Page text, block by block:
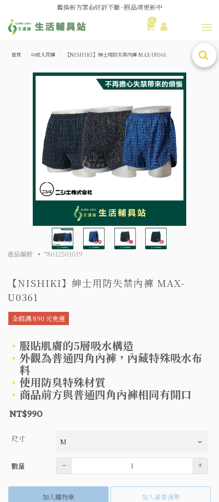
舊換新方案👍好評不斷~🆕品項更新中
😆備餐原來可以這麼輕鬆🎌KEWPIE介護食🍱營養均衡
0
首頁 🩲成人尿褲 【NISHIKI】紳士用防失禁內褲 MAX-U0361
產品編號 *8012501019
【NISHIKI】紳士用防失禁內褲 MAX-
U0361
全館滿 890 元免運
服貼肌膚的5層吸水構造
外觀為普通四角內褲，內藏特殊吸水布
料
使用防臭特殊材質
商品前方與普通四角內褲相同有開口
NT$990
尺寸
數量 數量– +
加入購物車 加入喜愛清單